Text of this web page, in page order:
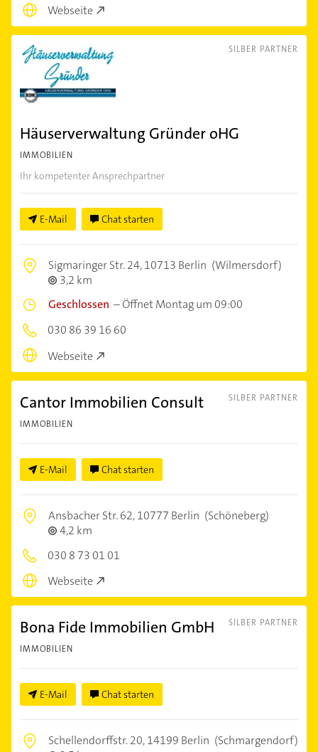
Webseite
SILBER PARTNER
Häuserverwaltung Gründer oHG
IMMOBILIEN
Ihr kompetenter Ansprechpartner
E-Mail Chat starten
Sigmaringer Str. 24,10713 Berlin (Wilmersdorf)
3,2 km
Geschlossen –Öffnet Montag um 09:00
030 86 39 16 60
Webseite
SILBER PARTNER
Cantor Immobilien Consult
IMMOBILIEN
E-Mail Chat starten
Ansbacher Str. 62,10777 Berlin (Schöneberg)
4,2 km
030 8 73 01 01
Webseite
SILBER PARTNER
Bona Fide Immobilien GmbH
IMMOBILIEN
E-Mail Chat starten
Schellendorffstr. 20,14199 Berlin (Schmargendorf)